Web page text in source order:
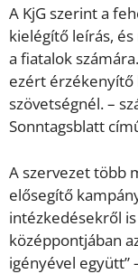
A KjG szerint a
kielégítő leírás,
a fiatalok
ezért érzékenyítő
szövetségnél. –
Sonntagsblatt
A szervezet több
elősegítő
intézkedésekről
középpontjában
igényével együtt”